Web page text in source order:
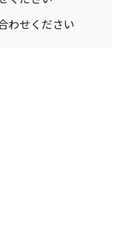
わせください